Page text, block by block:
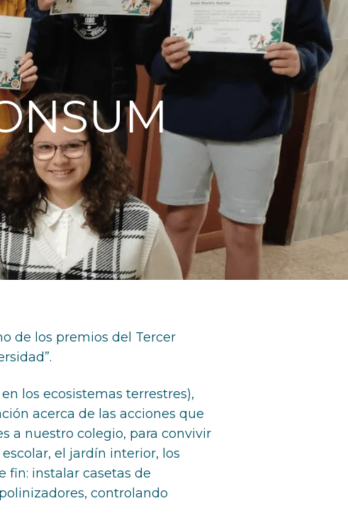
de los premios del Tercer
los ecosistemas terrestres),
acerca de las acciones que
a nuestro colegio, para convivir
el jardín interior, los
fin: instalar casetas de
controlando